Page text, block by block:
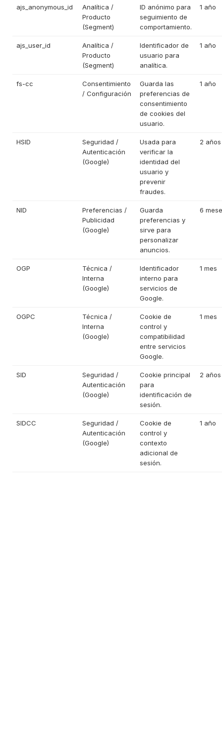
ajs_anonymous_id
Analítica /
Producto
(Segment)
ID anónimo para
seguimiento de
comportamiento.
1 año
ajs_user_id
Analítica /
Producto
(Segment)
Identificador de
usuario para
analítica.
1 año
fs-cc
Consentimiento
/ Configuración
Guarda las
preferencias de
consentimiento
de cookies del
usuario.
1 año
HSID
Seguridad /
Autenticación
(Google)
Usada para
verificar la
identidad del
usuario y
prevenir
fraudes.
2 años
NID
Preferencias /
Publicidad
(Google)
Guarda
preferencias y
sirve para
personalizar
anuncios.
6
OGP
Técnica /
Interna
(Google)
Identificador
interno para
servicios de
Google.
1 mes
OGPC
Técnica /
Interna
(Google)
Cookie de
control y
compatibilidad
entre servicios
Google.
1 mes
SID
Seguridad /
Autenticación
(Google)
Cookie principal
para
identificación de
sesión.
2 años
SIDCC
Seguridad /
Autenticación
(Google)
Cookie de
control y
contexto
adicional de
sesión.
1 año